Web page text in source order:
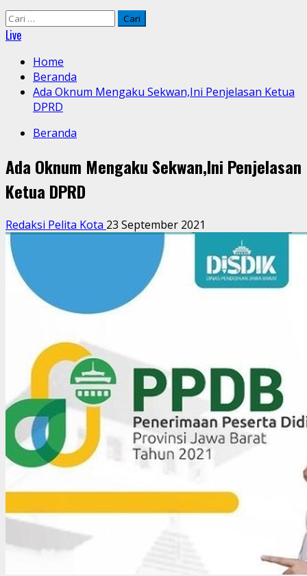
Cari
untuk:
Live
Home
Beranda
Ada Oknum Mengaku Sekwan,Ini Penjelasan Ketua
DPRD
Beranda
Ada Oknum Mengaku Sekwan,Ini Penjelasan
Ketua DPRD
Redaksi Pelita Kota 23 September 2021